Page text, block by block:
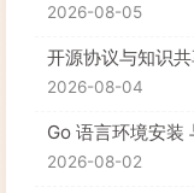
2026-08-05
开源协议与知识
2026-08-04
Go 语言环境安装
2026-08-02